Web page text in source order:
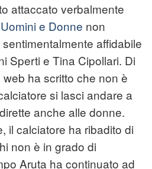
attaccato verbalmente
Uomini e Donne non
affidabile
Sperti e Tina Cipollari. Di
ha scritto che non è
si lasci andare a
anche alle donne.
il calciatore ha ribadito di
non è in grado di
Aruta ha continuato ad